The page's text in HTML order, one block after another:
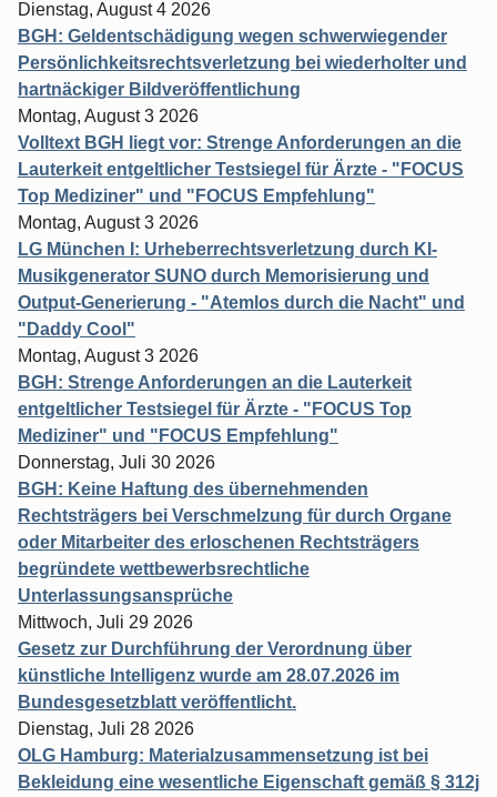
Dienstag, August 4 2026
BGH: Geldentschädigung wegen schwerwiegender
Persönlichkeitsrechtsverletzung bei wiederholter und
hartnäckiger Bildveröffentlichung
Montag, August 3 2026
Volltext BGH liegt vor: Strenge Anforderungen an die
Lauterkeit entgeltlicher Testsiegel für Ärzte - "FOCUS
Top Mediziner" und "FOCUS Empfehlung"
Montag, August 3 2026
LG München I: Urheberrechtsverletzung durch KI-
Musikgenerator SUNO durch Memorisierung und
Output-Generierung - "Atemlos durch die Nacht" und
"Daddy Cool"
Montag, August 3 2026
BGH: Strenge Anforderungen an die Lauterkeit
entgeltlicher Testsiegel für Ärzte - "FOCUS Top
Mediziner" und "FOCUS Empfehlung"
Donnerstag, Juli 30 2026
BGH: Keine Haftung des übernehmenden
Rechtsträgers bei Verschmelzung für durch Organe
oder Mitarbeiter des erloschenen Rechtsträgers
begründete wettbewerbsrechtliche
Unterlassungsansprüche
Mittwoch, Juli 29 2026
Gesetz zur Durchführung der Verordnung über
künstliche Intelligenz wurde am 28.07.2026 im
Bundesgesetzblatt veröffentlicht.
Dienstag, Juli 28 2026
OLG Hamburg: Materialzusammensetzung ist bei
Bekleidung eine wesentliche Eigenschaft gemäß § 312j